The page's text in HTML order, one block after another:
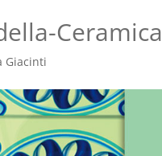
Ceramica
Giacinti